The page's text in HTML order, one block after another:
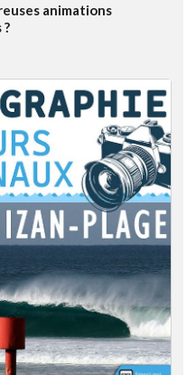
animations